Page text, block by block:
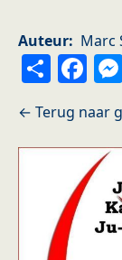
Auteur Marc